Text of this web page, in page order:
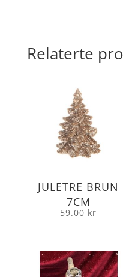
Relaterte
JULETRE BRUN
7CM
59.00 kr